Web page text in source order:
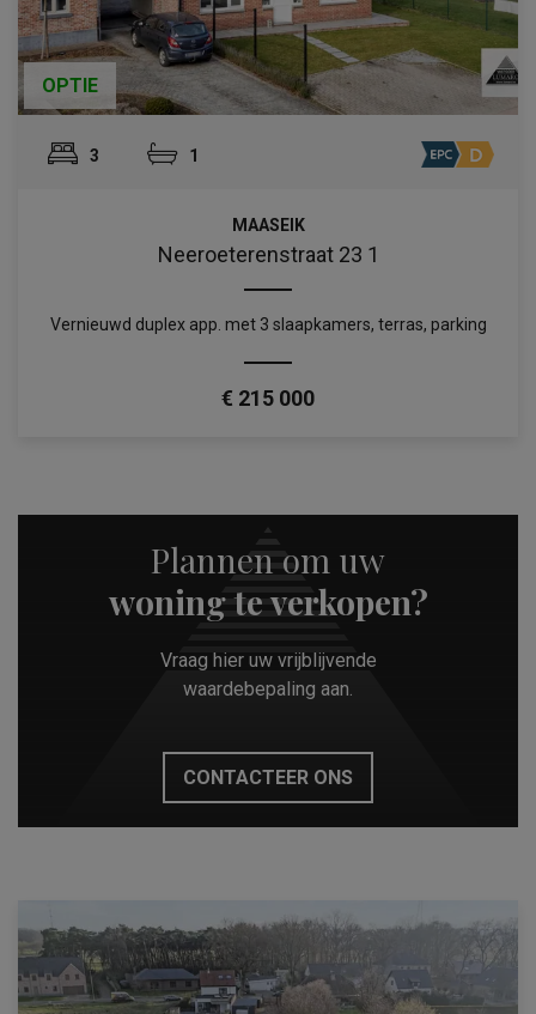
OPTIE
3 1
MAASEIK
Neeroeterenstraat 23 1
Vernieuwd duplex app. met 3 slaapkamers, terras, parking
€ 215 000
Plannen om uw
woning te verkopen?
Vraag hier uw vrijblijvende
waardebepaling aan.
CONTACTEER ONS